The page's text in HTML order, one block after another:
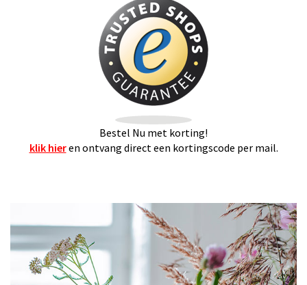
Bestel Nu met korting!
klik hieren ontvang direct een kortingscode per mail.